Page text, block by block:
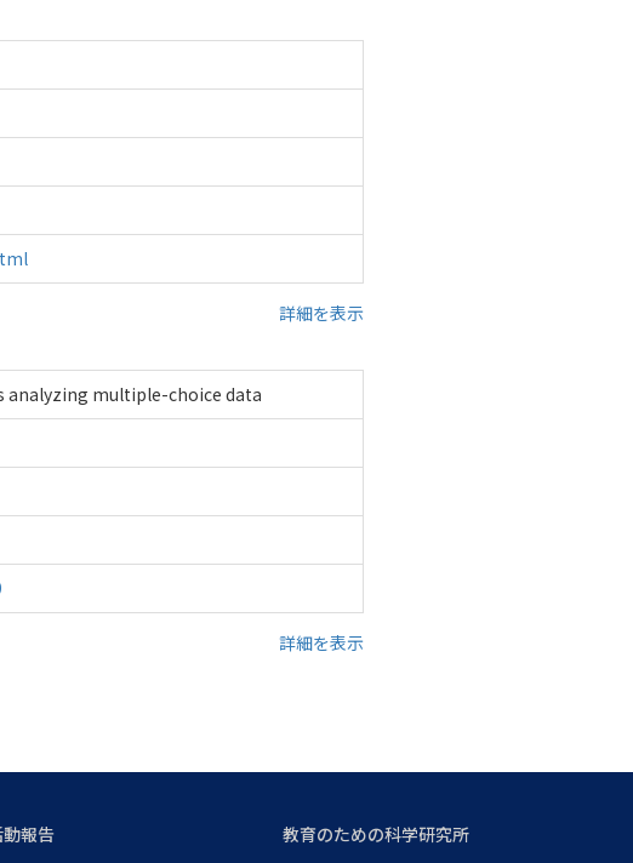
詳細を表示
multiple-choice data
詳細を表示
動報告 教育のための科学研究所